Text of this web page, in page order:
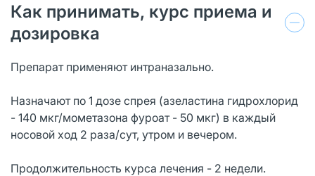
Как принимать, курс приема и
дозировка
Препарат применяют интраназально.
Назначают по 1 дозе спрея (азеластина гидрохлорид
- 140 мкг/мометазона фуроат - 50 мкг) в каждый
носовой ход 2 раза/сут, утром и вечером.
Продолжительность курса лечения - 2 недели.